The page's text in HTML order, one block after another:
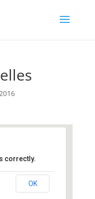
correctly.
OK